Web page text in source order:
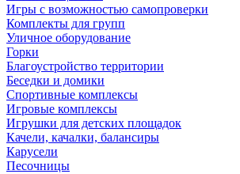
Игры с возможностью самопроверки
Комплекты для групп
Уличное оборудование
Горки
Благоустройство территории
Беседки и домики
Спортивные комплексы
Игровые комплексы
Игрушки для детских площадок
Качели, качалки, балансиры
Карусели
Песочницы